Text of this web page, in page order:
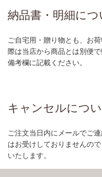
納品書・明細につ
ご自宅用・贈り物とも、お
際は当店から商品とは別便
備考欄に記載ください。
キャンセルにつ
ご注文当日内にメールでご
はお受けしておりませんの
いたします。